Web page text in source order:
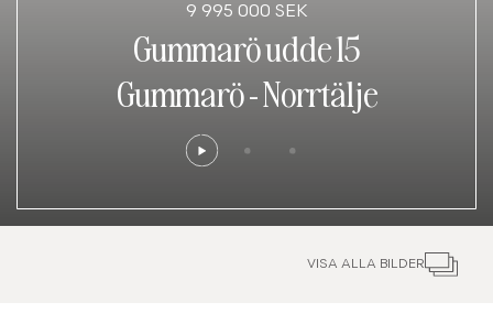
9 995 000 SEK
Gummarö udde 15
Gummarö-Norrtälje
VISA ALLA BILDER